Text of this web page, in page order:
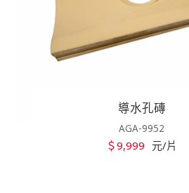
導水孔磚
AGA-9952
＄9,999 元/片